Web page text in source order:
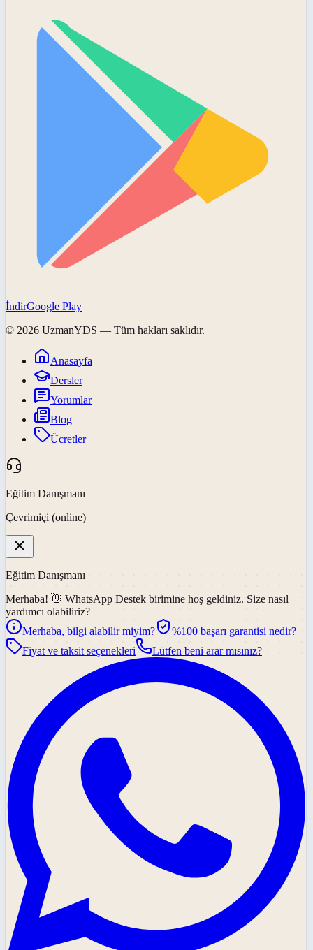
İndirGoogle Play
© 2026 UzmanYDS — Tüm hakları saklıdır.
Anasayfa
Dersler
Yorumlar
Blog
Ücretler
Eğitim Danışmanı
Çevrimiçi (online)
Eğitim Danışmanı
Merhaba! 👋 WhatsApp Destek birimine hoş geldiniz. Size nasıl
yardımcı olabiliriz?
Merhaba, bilgi alabilir miyim?
%100 başarı garantisi nedir?
Fiyat ve taksit seçenekleri
Lütfen beni arar mısınız?